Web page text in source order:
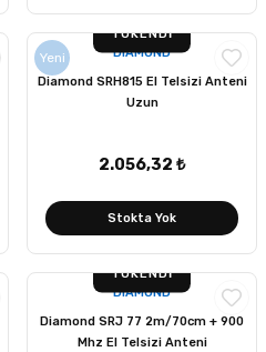
Yeni
TÜKENDI
DIAMOND
Diamond SRH815 El Telsizi Anteni
Uzun
2.056,32 ₺
Stokta Yok
TÜKENDI
DIAMOND
Diamond SRJ 77 2m/70cm + 900
Mhz El Telsizi Anteni